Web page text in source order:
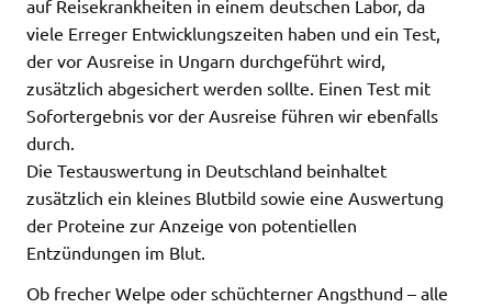
auf Reisekrankheiten in einem deutschen Labor, da
viele Erreger Entwicklungszeiten haben und ein Test,
der vor Ausreise in Ungarn durchgeführt wird,
zusätzlich abgesichert werden sollte. Einen Test mit
Sofortergebnis vor der Ausreise führen wir ebenfalls
durch.
Die Testauswertung in Deutschland beinhaltet
zusätzlich ein kleines Blutbild sowie eine Auswertung
der Proteine zur Anzeige von potentiellen
Entzündungen im Blut.
Ob frecher Welpe oder schüchterner Angsthund – alle